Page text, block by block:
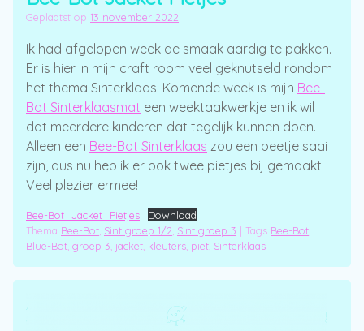
Geplaatst op 13 november 2022
Ik had afgelopen week de smaak aardig te pakken.
Er is hier in mijn craft room veel geknutseld rondom
het thema Sinterklaas. Komende week is mijn Bee-
Bot Sinterklaasmat een weektaakwerkje en ik wil
dat meerdere kinderen dat tegelijk kunnen doen.
Alleen een Bee-Bot Sinterklaas zou een beetje saai
zijn, dus nu heb ik er ook twee pietjes bij gemaakt.
Veel plezier ermee!
Bee-Bot_Jacket_Pietjes
Download
Thema Bee-Bot Sint groep 1/2 Sint groep 3 | Tags Bee-Bot
Blue-Bot groep 3 jacket kleuters piet Sinterklaas